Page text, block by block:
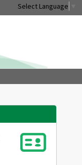
Select Language